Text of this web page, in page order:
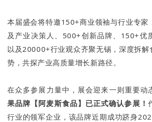
本届盛会将特邀150+商业领袖与行业专
及产业决策人、500+创新品牌、150+优
以及20000+行业观众齐聚无锡，深度拆解
势，共探产业高质量增长新路径。
在众多参展力量中，展会迎来一则重要
果品牌【阿麦斯食品】已正式确认参展！
行业的领军企业，该品牌近期成功跻身